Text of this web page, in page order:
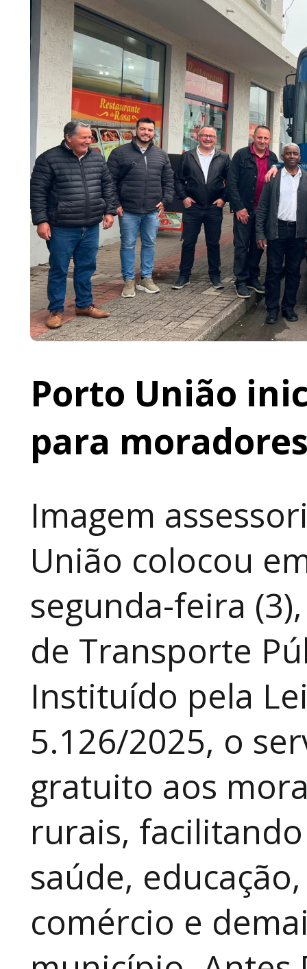
Porto União
para
Imagem
União colocou
segunda-feira
de Transporte
Instituído pela
5.126/2025, o
gratuito aos
rurais,
saúde,
comércio e